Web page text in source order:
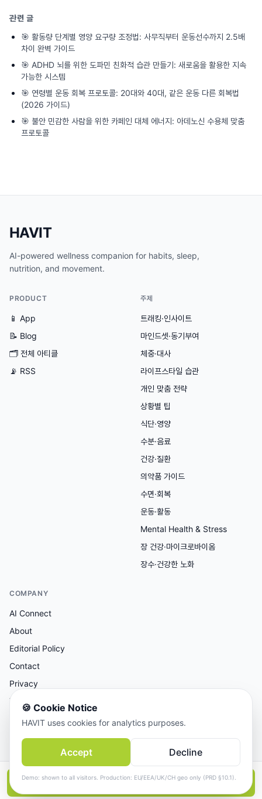
관련 글
🎯 활동량 단계별 영양 요구량 조정법: 사무직부터 운동선수까지 2.5배
차이 완벽 가이드
🎯 ADHD 뇌를 위한 도파민 친화적 습관 만들기: 새로움을 활용한 지속
가능한 시스템
🎯 연령별 운동 회복 프로토콜: 20대와 40대, 같은 운동 다른 회복법
(2026 가이드)
🎯 불안 민감한 사람을 위한 카페인 대체 에너지: 아데노신 수용체 맞춤
프로토콜
📱앱에서 더 보기
HAVIT
AI-powered wellness companion for habits, sleep,
nutrition, and movement.
PRODUCT
📱 App
📝 Blog
🗂 전체 아티클
📡 RSS
주제
트래킹·인사이트
마인드셋·동기부여
체중·대사
라이프스타일 습관
개인 맞춤 전략
상황별 팁
식단·영양
수분·음료
건강·질환
의약품 가이드
수면·회복
운동·활동
Mental Health & Stress
장 건강·마이크로바이옴
장수·건강한 노화
COMPANY
AI Connect
About
Editorial Policy
Contact
Privacy
Terms
AI 보조 리서치, 사람이 검토한 콘텐츠.
🍪 Cookie Notice
HAVIT uses cookies for analytics purposes.
Accept Decline
Demo: shown to all visitors. Production: EU/EEA/UK/CH geo only (PRD §10.1).